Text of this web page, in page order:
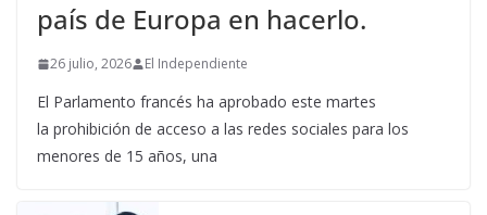
país de Europa en hacerlo.
26 julio, 2026 El Independiente
El Parlamento francés ha aprobado este martes
la prohibición de acceso a las redes sociales para los
menores de 15 años, una